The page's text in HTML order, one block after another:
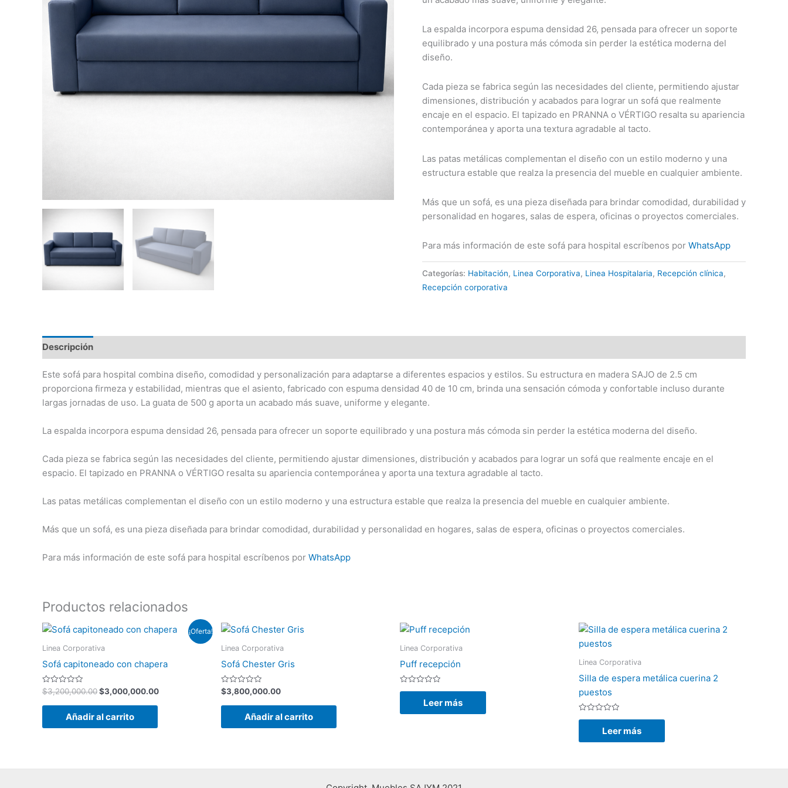
La espalda incorpora espuma densidad 26, pensada para ofrecer un soporte
equilibrado y una postura más cómoda sin perder la estética moderna del
diseño.
Cada pieza se fabrica según las necesidades del cliente, permitiendo ajustar
dimensiones, distribución y acabados para lograr un sofá que realmente
encaje en el espacio. El tapizado en PRANNA o VÉRTIGO resalta su apariencia
contemporánea y aporta una textura agradable al tacto.
Las patas metálicas complementan el diseño con un estilo moderno y una
estructura estable que realza la presencia del mueble en cualquier ambiente.
Más que un sofá, es una pieza diseñada para brindar comodidad, durabilidad y
personalidad en hogares, salas de espera, oficinas o proyectos comerciales.
Para más información de este sofá para hospital escríbenos por WhatsApp
Categorías: Habitación, Linea Corporativa, Linea Hospitalaria, Recepción clínica,
Recepción corporativa
Descripción
Este sofá para hospital combina diseño, comodidad y personalización para adaptarse a diferentes espacios y estilos. Su estructura en madera SAJO de 2.5 cm
proporciona firmeza y estabilidad, mientras que el asiento, fabricado con espuma densidad 40 de 10 cm, brinda una sensación cómoda y confortable incluso durante
largas jornadas de uso. La guata de 500 g aporta un acabado más suave, uniforme y elegante.
La espalda incorpora espuma densidad 26, pensada para ofrecer un soporte equilibrado y una postura más cómoda sin perder la estética moderna del diseño.
Cada pieza se fabrica según las necesidades del cliente, permitiendo ajustar dimensiones, distribución y acabados para lograr un sofá que realmente encaje en el
espacio. El tapizado en PRANNA o VÉRTIGO resalta su apariencia contemporánea y aporta una textura agradable al tacto.
Las patas metálicas complementan el diseño con un estilo moderno y una estructura estable que realza la presencia del mueble en cualquier ambiente.
Más que un sofá, es una pieza diseñada para brindar comodidad, durabilidad y personalidad en hogares, salas de espera, oficinas o proyectos comerciales.
Para más información de este sofá para hospital escríbenos por WhatsApp
Productos relacionados
¡Oferta!
Linea Corporativa
Sofá capitoneado con chapera
Valorado
con
0
$3,200,000.00
El
original
$3,200,000.00.
$3,000,000.00
El
precio
$3,000,000.00.
Añadir al carrito
Linea Corporativa
Sofá Chester Gris
Valorado
con
0
$3,800,000.00
Añadir al carrito
Linea Corporativa
Puff recepción
Valorado
Leer más
Linea Corporativa
Silla de espera metálica cuerina 2
puestos
Valorado
Leer más